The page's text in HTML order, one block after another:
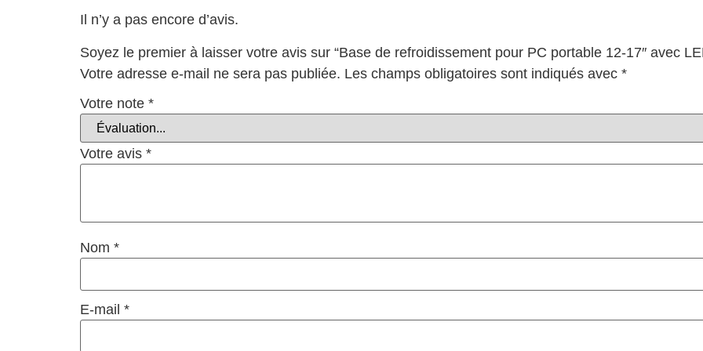
Il n’y a pas encore d’avis.
Soyez le premier à laisser votre avis sur “Base de refroidissement pour PC portable 12-17″ avec
Votre adresse e-mail ne sera pas publiée. Les champs obligatoires sont indiqués avec *
Votre note *
Votre avis *
Nom *
E-mail *